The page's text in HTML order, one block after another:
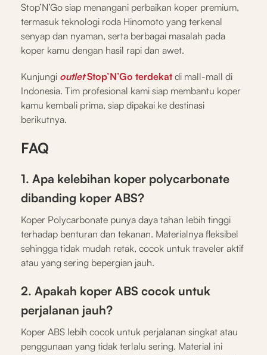
Stop’N’Go siap menangani perbaikan koper premium,
termasuk teknologi roda Hinomoto yang terkenal
senyap dan nyaman, serta berbagai masalah pada
koper kamu dengan hasil rapi dan awet.
Kunjungi outletStop’N’Go terdekatdi mall-mall di
Indonesia. Tim profesional kami siap membantu koper
kamu kembali prima, siap dipakai ke destinasi
berikutnya.
FAQ
1. Apa kelebihan koper polycarbonate
dibanding koper ABS?
Koper Polycarbonate punya daya tahan lebih tinggi
terhadap benturan dan tekanan. Materialnya fleksibel
sehingga tidak mudah retak, cocok untuk traveler aktif
atau yang sering bepergian jauh.
2. Apakah koper ABS cocok untuk
perjalanan jauh?
Koper ABS lebih cocok untuk perjalanan singkat atau
penggunaan yang tidak terlalu sering. Material ini